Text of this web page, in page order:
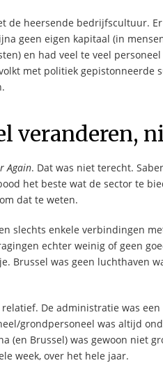
de heersende bedrijfscultuur.
geen eigen kapitaal (in
en had veel te veel
met politiek gepistonneerde
veranderen,
Again. Dat was niet terecht.
het beste wat de sector te
dat te weten.
slechts enkele verbindingen
echter weinig of geen
Brussel was geen luchthaven
De administratie was
grondpersoneel was altijd
(en Brussel) was gewoon niet
week, over het hele jaar.